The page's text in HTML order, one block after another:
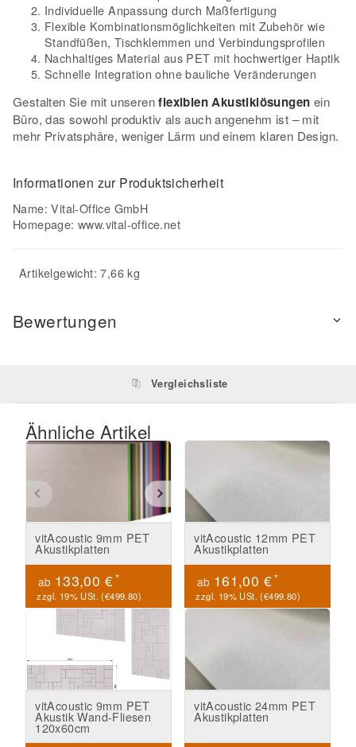
Individuelle Anpassung durch Maßfertigung
Flexible Kombinationsmöglichkeiten mit Zubehör wie
Standfüßen, Tischklemmen und Verbindungsprofilen
Nachhaltiges Material aus PET mit hochwertiger Haptik
Schnelle Integration ohne bauliche Veränderungen
Gestalten Sie mit unserenflexiblen Akustiklösungen ein
Büro, das sowohl produktiv als auch angenehm ist – mit
mehr Privatsphäre, weniger Lärm und einem klaren Design.
Informationen zur Produktsicherheit
Name: Vital-Office GmbH
Homepage:www.vital-office.net
Artikelgewicht: 7,66 kg
Bewertungen
Vergleichsliste
Ähnliche Artikel
vitAcoustic 9mm PET
Akustikplatten
ab 133,00 €*
zzgl. 19% USt. (€499.80)
vitAcoustic 12mm PET
Akustikplatten
ab 161,00 €*
zzgl. 19% USt. (€499.80)
vitAcoustic 9mm PET
Akustik Wand-Fliesen
120x60cm
vitAcoustic 24mm PET
Akustikplatten